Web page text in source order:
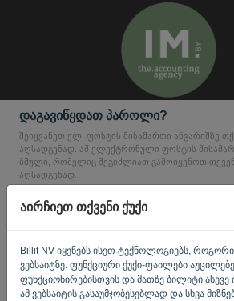
აირჩიეთ თქვენი ქუქი
Billit NV იყენებს ისეთ ტექნოლოგიებს,
ვებსაიტზე. ფუნქციური ქუქი-ფაილები
ფუნქციონირებისთვის და მათზე ბილიტი ასევე
ამ ვებსაიტის გასაუმჯობესებლად და სხვა
დაგავიწყდათ პაროლი?
შეიყვანეთ ელ. ფოსტის მისამართი ანგარიშზე
აღსადგენად. ამ ელექტრონული ფოსტის
ბმული, რომელიც შეგიძლიათ გამოიყენოთ
აღსადგენად.
ელ-ფოსტა
თქვენ არ ხართ კომპიუტერი? შეავსეთ ' '.